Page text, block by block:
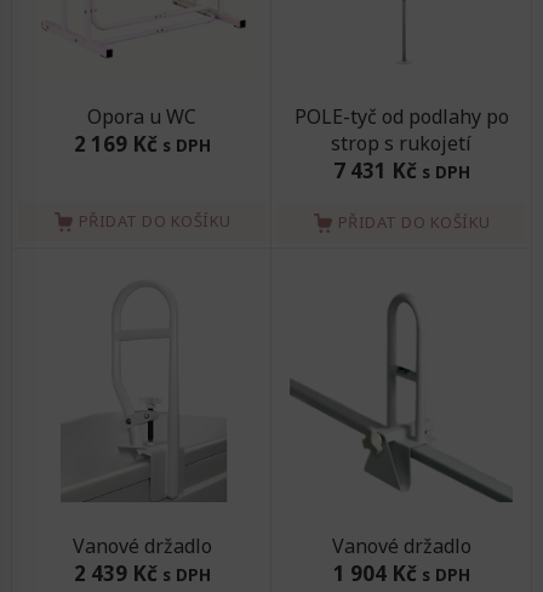
Opora u WC
2 169 Kč s DPH
PŘIDAT DO KOŠÍKU
POLE-tyč od podlahy po
strop s rukojetí
7 431 Kč s DPH
PŘIDAT DO KOŠÍKU
Vanové držadlo
2 439 Kč s DPH
Vanové držadlo
1 904 Kč s DPH